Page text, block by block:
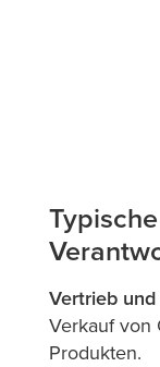
Vertrieb
Verkauf von
Produkten.